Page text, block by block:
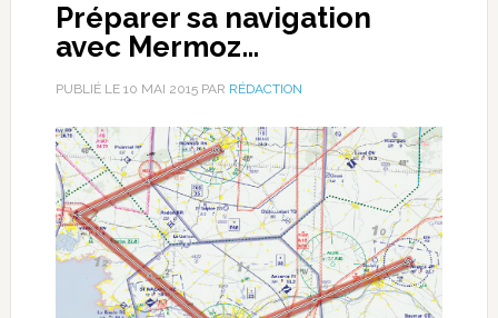
Préparer sa navigation
avec Mermoz…
PUBLIÉ LE 10 MAI 2015PAR RÉDACTION